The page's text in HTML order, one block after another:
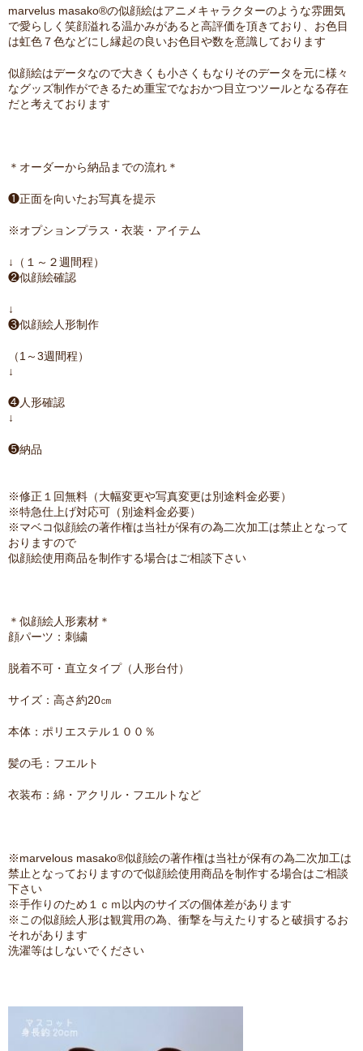
marvelus masako®の似顔絵はアニメキャラクターのような雰囲気
で愛らしく笑顔溢れる温かみがあると高評価を頂きており、お色目
は虹色７色などにし縁起の良いお色目や数を意識しております
似顔絵はデータなので大きくも小さくもなりそのデータを元に様々
なグッズ制作ができるため重宝でなおかつ目立つツールとなる存在
だと考えております
＊オーダーから納品までの流れ＊
❶正面を向いたお写真を提示
※オプションプラス・衣装・アイテム
↓（１～２週間程）
❷似顔絵確認
↓
❸似顔絵人形制作
（1～3週間程）
↓
❹人形確認
↓
❺納品
※修正１回無料（大幅変更や写真変更は別途料金必要）
※特急仕上げ対応可（別途料金必要）
※マベコ似顔絵の著作権は当社が保有の為二次加工は禁止となって
おりますので
似顔絵使用商品を制作する場合はご相談下さい
＊似顔絵人形素材＊
顔パーツ：刺繍
脱着不可・直立タイプ（人形台付）
サイズ：高さ約20㎝
本体：ポリエステル１００％
髪の毛：フエルト
衣装布：綿・アクリル・フエルトなど
※marvelous masako®似顔絵の著作権は当社が保有の為二次加工は
禁止となっておりますので似顔絵使用商品を制作する場合はご相談
下さい
※手作りのため１ｃｍ以内のサイズの個体差があります
※この似顔絵人形は観賞用の為、衝撃を与えたりすると破損するお
それがあります
洗濯等はしないでください